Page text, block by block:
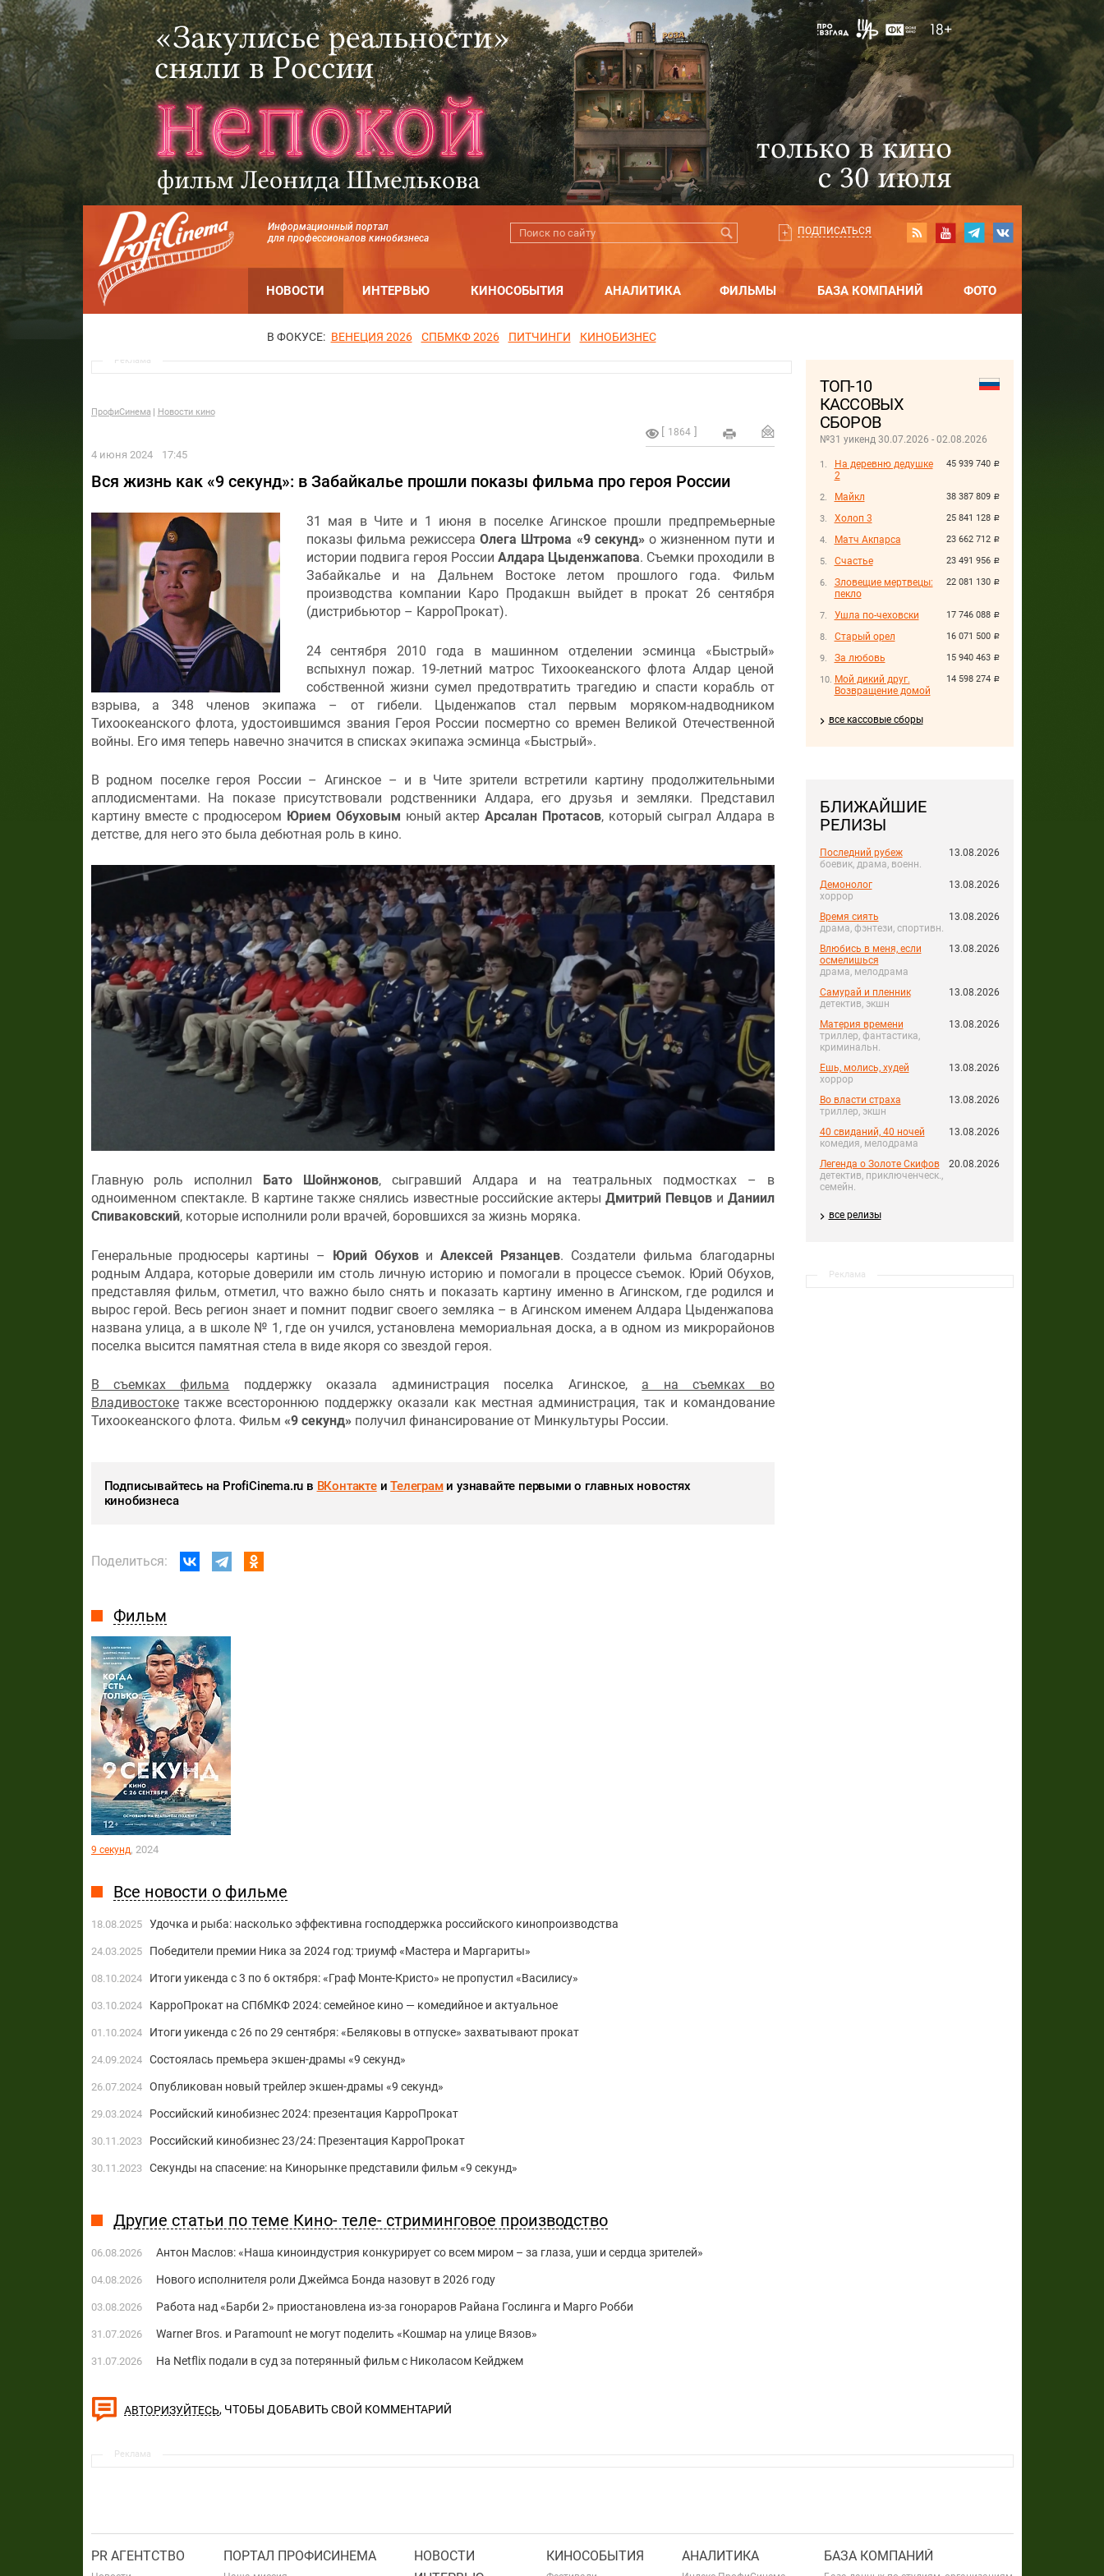
Информационный портал
для профессионалов кинобизнеса
ПОДПИСАТЬСЯ
НОВОСТИ ИНТЕРВЬЮ КИНОСОБЫТИЯ АНАЛИТИКА ФИЛЬМЫ БАЗА КОМПАНИЙ ФОТО
В ФОКУСЕ: ВЕНЕЦИЯ 2026 СПБМКФ 2026 ПИТЧИНГИ КИНОБИЗНЕС
ТОП-10
КАССОВЫХ
СБОРОВ
№31 уикенд 30.07.2026 - 02.08.2026
45 939 740 руб.
На деревню дедушке
2
38 387 809 руб.
Майкл
25 841 128 руб.
Холоп 3
23 662 712 руб.
Матч Акпарса
23 491 956 руб.
Счастье
22 081 130 руб.
Зловещие мертвецы:
пекло
17 746 088 руб.
Ушла по-чеховски
16 071 500 руб.
Старый орел
15 940 463 руб.
За любовь
14 598 274 руб.
Мой дикий друг.
Возвращение домой
все кассовые сборы
БЛИЖАЙШИЕ
РЕЛИЗЫ
Последний рубеж
боевик, драма, военн.
13.08.2026
Демонолог
хоррор
13.08.2026
Время сиять
драма, фэнтези, спортивн.
13.08.2026
Влюбись в меня, если
осмелишься
драма, мелодрама
13.08.2026
Самурай и пленник
детектив, экшн
13.08.2026
Материя времени
триллер, фантастика,
криминальн.
13.08.2026
Ешь, молись, худей
хоррор
13.08.2026
Во власти страха
триллер, экшн
13.08.2026
40 свиданий, 40 ночей
комедия, мелодрама
13.08.2026
Легенда о Золоте Скифов
детектив, приключенческ.,
семейн.
20.08.2026
все релизы
Реклама
Реклама
ПрофиСинема Новости кино
1864
4 июня 2024 17:45
Вся жизнь как «9 секунд»: в Забайкалье прошли показы фильма про героя России
31 мая в Чите и 1 июня в поселке Агинское прошли предпремьерные
показы фильма режиссераОлега Штрома «9 секунд» о жизненном пути и
истории подвига героя России Алдара Цыденжапова. Съемки проходили в
Забайкалье и на Дальнем Востоке летом прошлого года. Фильм
производства компании Каро Продакшн выйдет в прокат 26 сентября
(дистрибьютор – КарроПрокат).
24 сентября 2010 года в машинном отделении эсминца «Быстрый»
вспыхнул пожар. 19-летний матрос Тихоокеанского флота Алдар ценой
собственной жизни сумел предотвратить трагедию и спасти корабль от
взрыва, а 348 членов экипажа – от гибели. Цыденжапов стал первым моряком-надводником
Тихоокеанского флота, удостоившимся звания Героя России посмертно со времен Великой Отечественной
войны. Его имя теперь навечно значится в списках экипажа эсминца «Быстрый».
В родном поселке героя России – Агинское – и в Чите зрители встретили картину продолжительными
аплодисментами. На показе присутствовали родственники Алдара, его друзья и земляки. Представил
картину вместе с продюсером Юрием Обуховым юный актерАрсалан Протасов, который сыграл Алдара в
детстве, для него это была дебютная роль в кино.
Главную роль исполнил Бато Шойнжонов, сыгравший Алдара и на театральных подмостках – в
одноименном спектакле. В картине также снялись известные российские актеры Дмитрий Певцови Даниил
Спиваковский, которые исполнили роли врачей, боровшихся за жизнь моряка.
Генеральные продюсеры картины – Юрий ОбуховиАлексей Рязанцев. Создатели фильма благодарны
родным Алдара, которые доверили им столь личную историю и помогали в процессе съемок. Юрий Обухов,
представляя фильм, отметил, что важно было снять и показать картину именно в Агинском, где родился и
вырос герой. Весь регион знает и помнит подвиг своего земляка – в Агинском именем Алдара Цыденжапова
названа улица, а в школе № 1, где он учился, установлена мемориальная доска, а в одном из микрорайонов
поселка высится памятная стела в виде якоря со звездой героя.
В съемках фильма поддержку оказала администрация поселка Агинское, а на съемках во
Владивостокетакже всестороннюю поддержку оказали как местная администрация, так и командование
Тихоокеанского флота. Фильм «9 секунд» получил финансирование от Минкультуры России.
Подписывайтесь на ProfiCinema.ru в ВКонтактеиТелеграми узнавайте первыми о главных новостях
кинобизнеса
Поделиться:
Фильм
9 секунд, 2024
Все новости о фильме
18.08.2025 Удочка и рыба: насколько эффективна господдержка российского кинопроизводства
24.03.2025 Победители премии Ника за 2024 год: триумф «Мастера и Маргариты»
08.10.2024 Итоги уикенда с 3 по 6 октября: «Граф Монте-Кристо» не пропустил «Василису»
03.10.2024 КарроПрокат на СПбМКФ 2024: семейное кино — комедийное и актуальное
01.10.2024 Итоги уикенда с 26 по 29 сентября: «Беляковы в отпуске» захватывают прокат
24.09.2024 Состоялась премьера экшен-драмы «9 секунд»
26.07.2024 Опубликован новый трейлер экшен-драмы «9 секунд»
29.03.2024 Российский кинобизнес 2024: презентация КарроПрокат
30.11.2023 Российский кинобизнес 23/24: Презентация КарроПрокат
30.11.2023 Секунды на спасение: на Кинорынке представили фильм «9 секунд»
Другие статьи по теме Кино- теле- стриминговое производство
06.08.2026 Антон Маслов: «Наша киноиндустрия конкурирует со всем миром – за глаза, уши и сердца зрителей»
04.08.2026 Нового исполнителя роли Джеймса Бонда назовут в 2026 году
03.08.2026 Работа над «Барби 2» приостановлена из-за гонораров Райана Гослинга и Марго Робби
31.07.2026 Warner Bros. и Paramount не могут поделить «Кошмар на улице Вязов»
31.07.2026 На Netflix подали в суд за потерянный фильм с Николасом Кейджем
АВТОРИЗУЙТЕСЬ, ЧТОБЫ ДОБАВИТЬ СВОЙ КОММЕНТАРИЙ
Реклама
PR АГЕНТСТВО ПОРТАЛ ПРОФИСИНЕМА
НОВОСТИ
КИНОСОБЫТИЯ АНАЛИТИКА БАЗА КОМПАНИЙ